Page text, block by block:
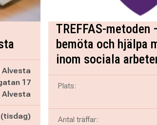
Alvesta
17
Alvesta
(tisdag)
TREFFAS-
bemöta och hjälpa
inom sociala
Plats:
Antal träffar: